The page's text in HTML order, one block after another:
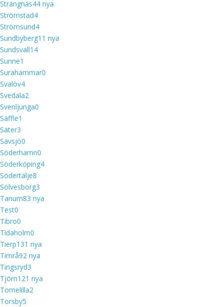
Strängnäs44 nya
Strömstad4
Strömsund4
Sundbyberg1 1 nya
Sundsvall14
Sunne1
Surahammar0
Svalöv4
Svedala2
Svenljunga0
Säffle1
Säter3
Sävsjö0
Söderhamn0
Söderköping4
Södertälje8
Sölvesborg3
Tanum83 nya
Test0
Tibro0
Tidaholm0
Tierp131 nya
Timrå92 nya
Tingsryd3
Tjörn121 nya
Tomelilla2
Torsby5